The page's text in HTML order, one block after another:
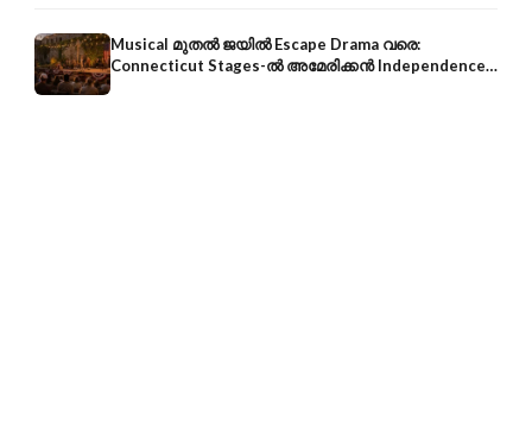
Musical മുതൽ ജയിൽ Escape Drama വരെ:
Connecticut Stages-ൽ അമേരിക്കൻ Independence-
ന്റെ 250-ആം വാർഷികം